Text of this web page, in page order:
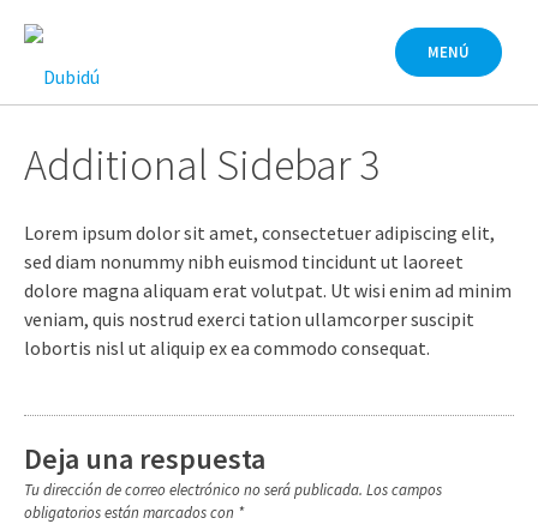
contenido
MENÚ
Additional Sidebar 3
Lorem ipsum dolor sit amet, consectetuer adipiscing elit,
sed diam nonummy nibh euismod tincidunt ut laoreet
dolore magna aliquam erat volutpat. Ut wisi enim ad minim
veniam, quis nostrud exerci tation ullamcorper suscipit
lobortis nisl ut aliquip ex ea commodo consequat.
Deja una respuesta
Tu dirección de correo electrónico no será publicada. Los campos
obligatorios están marcados con *